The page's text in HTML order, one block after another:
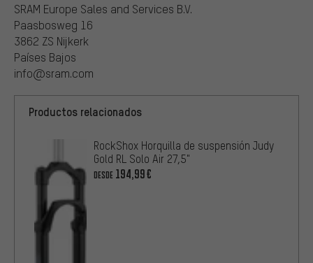
SRAM Europe Sales and Services B.V.
Paasbosweg 16
3862 ZS Nijkerk
Países Bajos
info@sram.com
Productos relacionados
RockShox Horquilla de suspensión Judy
Gold RL Solo Air 27,5"
DESDE 194,99€